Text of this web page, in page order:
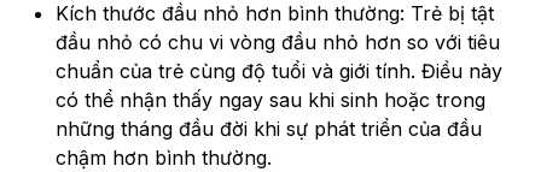
Kích thước đầu nhỏ hơn bình thường: Trẻ bị tật
đầu nhỏ có chu vi vòng đầu nhỏ hơn so với tiêu
chuẩn của trẻ cùng độ tuổi và giới tính. Điều này
có thể nhận thấy ngay sau khi sinh hoặc trong
những tháng đầu đời khi sự phát triển của đầu
chậm hơn bình thường.